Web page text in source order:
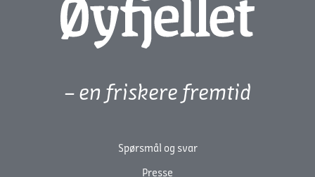
Spørsmål og svar
Presse
– en friskere fremtid